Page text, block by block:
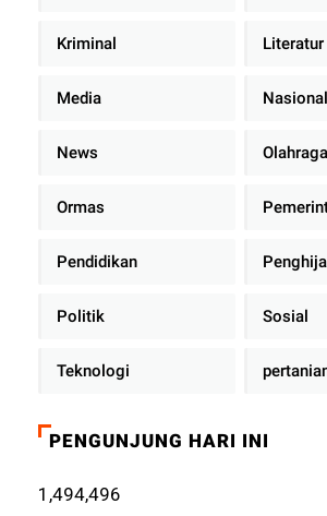
Kriminal Literatur
Media Nasional
News Olahraga
Ormas
Pendidikan
Politik Sosial
Teknologi
PENGUNJUNG HARI INI
1,494,496